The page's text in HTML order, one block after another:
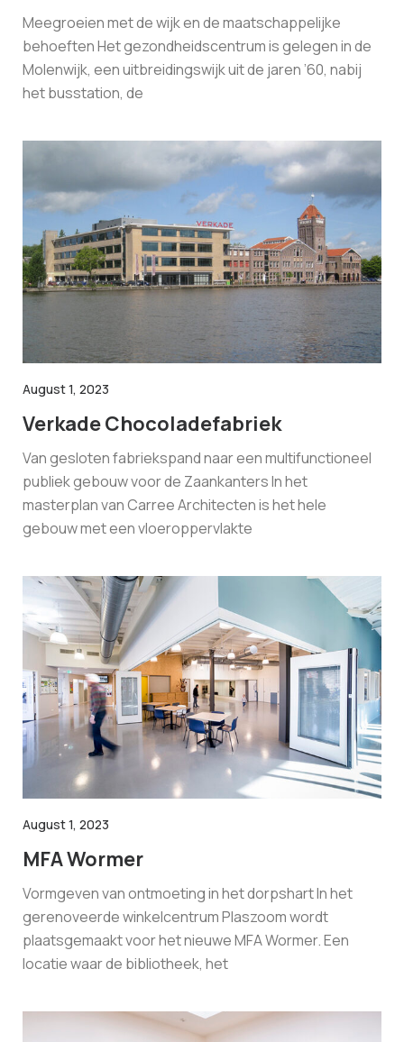
Meegroeien met de wijk en de maatschappelijke
behoeften Het gezondheidscentrum is gelegen in de
Molenwijk, een uitbreidingswijk uit de jaren ’60, nabij
het busstation, de
August 1, 2023
Verkade Chocoladefabriek
Van gesloten fabriekspand naar een multifunctioneel
publiek gebouw voor de Zaankanters In het
masterplan van Carree Architecten is het hele
gebouw met een vloeroppervlakte
August 1, 2023
MFA Wormer
Vormgeven van ontmoeting in het dorpshart In het
gerenoveerde winkelcentrum Plaszoom wordt
plaatsgemaakt voor het nieuwe MFA Wormer. Een
locatie waar de bibliotheek, het